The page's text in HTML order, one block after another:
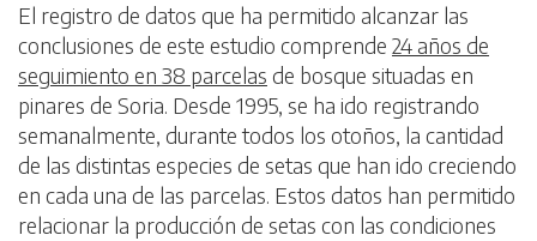
El registro de datos que ha permitido alcanzar las
conclusiones de este estudio comprende 24 años de
seguimiento en 38 parcelas de bosque situadas en
pinares de Soria. Desde 1995, se ha ido registrando
semanalmente, durante todos los otoños, la cantidad
de las distintas especies de setas que han ido creciendo
en cada una de las parcelas. Estos datos han permitido
relacionar la producción de setas con las condiciones